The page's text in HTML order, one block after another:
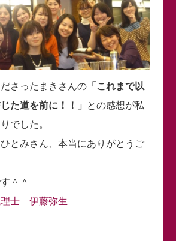
さったまきさんの「これまで以
た道を前に！！」
との感想が私
でした。
とみさん、本当にありがとうご
＾＾
理士 伊藤弥生